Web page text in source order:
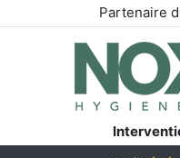
Partenaire